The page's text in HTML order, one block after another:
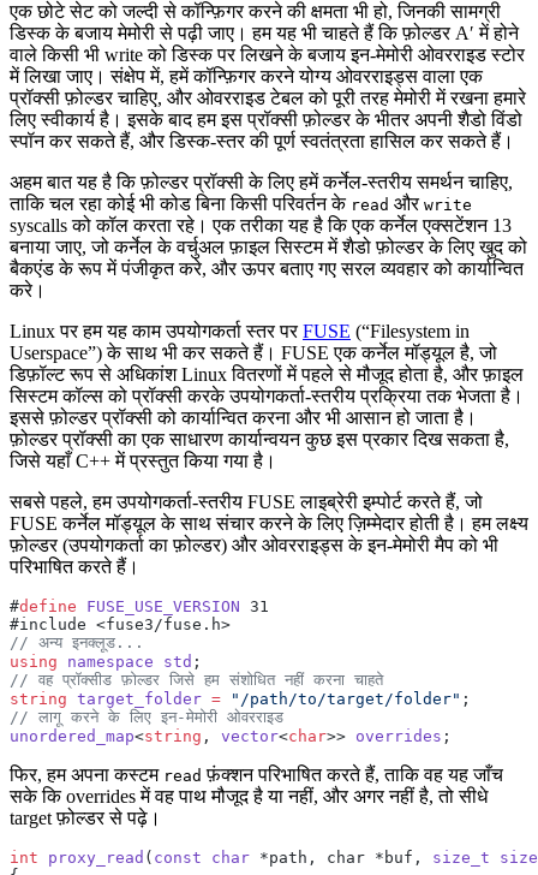
एक छोटे सेट को जल्दी से कॉन्फ़िगर करने की क्षमता भी हो, जिनकी सामग्री
डिस्क के बजाय मेमोरी से पढ़ी जाए। हम यह भी चाहते हैं कि फ़ोल्डर A′ में होने
वाले किसी भी write को डिस्क पर लिखने के बजाय इन-मेमोरी ओवरराइड स्टोर
में लिखा जाए। संक्षेप में, हमें कॉन्फ़िगर करने योग्य ओवरराइड्स वाला एक
प्रॉक्सी फ़ोल्डर चाहिए, और ओवरराइड टेबल को पूरी तरह मेमोरी में रखना हमारे
लिए स्वीकार्य है। इसके बाद हम इस प्रॉक्सी फ़ोल्डर के भीतर अपनी शैडो विंडो
स्पॉन कर सकते हैं, और डिस्क-स्तर की पूर्ण स्वतंत्रता हासिल कर सकते हैं।
अहम बात यह है कि फ़ोल्डर प्रॉक्सी के लिए हमें कर्नेल-स्तरीय समर्थन चाहिए,
ताकि चल रहा कोई भी कोड बिना किसी परिवर्तन के read और write
syscalls को कॉल करता रहे। एक तरीका यह है कि एक कर्नेल एक्सटेंशन 13
बनाया जाए, जो कर्नेल के वर्चुअल फ़ाइल सिस्टम में शैडो फ़ोल्डर के लिए खुद को
बैकएंड के रूप में पंजीकृत करे, और ऊपर बताए गए सरल व्यवहार को कार्यान्वित
करे।
Linux पर हम यह काम उपयोगकर्ता स्तर परFUSE (“Filesystem in
Userspace”) के साथ भी कर सकते हैं। FUSE एक कर्नेल मॉड्यूल है, जो
डिफ़ॉल्ट रूप से अधिकांश Linux वितरणों में पहले से मौजूद होता है, और फ़ाइल
सिस्टम कॉल्स को प्रॉक्सी करके उपयोगकर्ता-स्तरीय प्रक्रिया तक भेजता है।
इससे फ़ोल्डर प्रॉक्सी को कार्यान्वित करना और भी आसान हो जाता है।
फ़ोल्डर प्रॉक्सी का एक साधारण कार्यान्वयन कुछ इस प्रकार दिख सकता है,
जिसे यहाँ C++ में प्रस्तुत किया गया है।
सबसे पहले, हम उपयोगकर्ता-स्तरीय FUSE लाइब्रेरी इम्पोर्ट करते हैं, जो
FUSE कर्नेल मॉड्यूल के साथ संचार करने के लिए ज़िम्मेदार होती है। हम लक्ष्य
फ़ोल्डर (उपयोगकर्ता का फ़ोल्डर) और ओवरराइड्स के इन-मेमोरी मैप को भी
परिभाषित करते हैं।
#define FUSE_USE_VERSION 31
#include <fuse3/fuse.h>
// अन्य इनक्लूड...
using namespace std ;
// वह प्रॉक्सीड फ़ोल्डर जिसे हम संशोधित नहीं करना चाहते
string target_folder = "/path/to/target/folder" ;
// लागू करने के लिए इन-मेमोरी ओवरराइड
unordered_map<string , vector<char>> overrides ;
फिर, हम अपना कस्टम read फ़ंक्शन परिभाषित करते हैं, ताकि वह यह जाँच
सके कि overrides में वह पाथ मौजूद है या नहीं, और अगर नहीं है, तो सीधे
target फ़ोल्डर से पढ़े।
int proxy_read ( const char *path, char *buf, size_t size